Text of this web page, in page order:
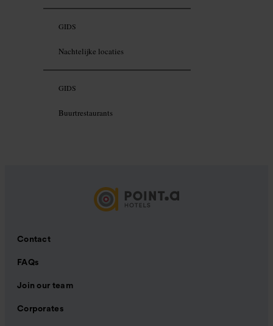
GIDS
Nachtelijke locaties
GIDS
Buurtrestaurants
Contact
FAQs
Join our team
Corporates